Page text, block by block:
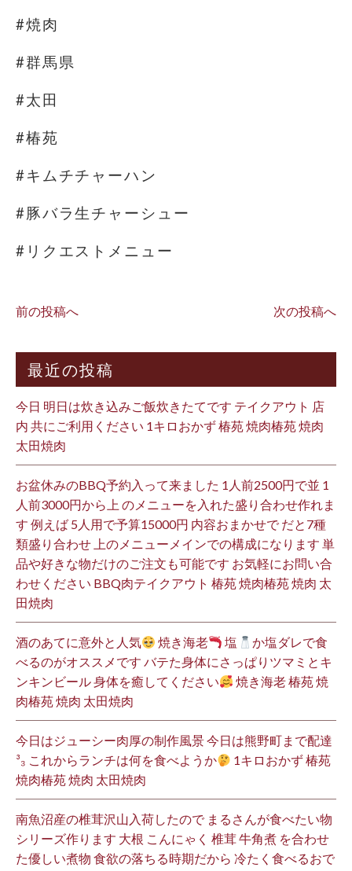
#焼肉
#群馬県
#太田
#椿苑
#キムチチャーハン
#豚バラ生チャーシュー
#リクエストメニュー
前の投稿へ 次の投稿へ
最近の投稿
今日 明日は炊き込みご飯炊きたてです テイクアウト 店
内 共にご利用ください 1キロおかず 椿苑 焼肉椿苑 焼肉
太田焼肉
お盆休みのBBQ予約入って来ました 1人前2500円で並 1
人前3000円から上 のメニューを入れた盛り合わせ作れま
す 例えば 5人用で予算15000円 内容おまかせで だと7種
類盛り合わせ 上のメニューメインでの構成になります 単
品や好きな物だけのご注文も可能です お気軽にお問い合
わせください BBQ肉テイクアウト 椿苑 焼肉椿苑 焼肉 太
田焼肉
酒のあてに意外と人気 焼き海老 塩
か塩ダレで食
べるのがオススメです バテた身体にさっぱりツマミとキ
ンキンビール 身体を癒してください
焼き海老 椿苑 焼
肉椿苑 焼肉 太田焼肉
今日はジューシー肉厚の制作風景 今日は熊野町まで配達
³₃ これからランチは何を食べようか
1キロおかず 椿苑
焼肉椿苑 焼肉 太田焼肉
南魚沼産の椎茸沢山入荷したので まるさんが食べたい物
シリーズ作ります 大根 こんにゃく 椎茸 牛角煮 を合わせ
た優しい煮物 食欲の落ちる時期だから 冷たく食べるおで